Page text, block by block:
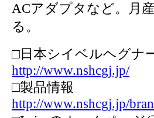
ACアダプタなど。月
る。
□日本シイベルヘグナ
http://www.nshcgj.jp/
□製品情報
http://www.nshcgj.jp/